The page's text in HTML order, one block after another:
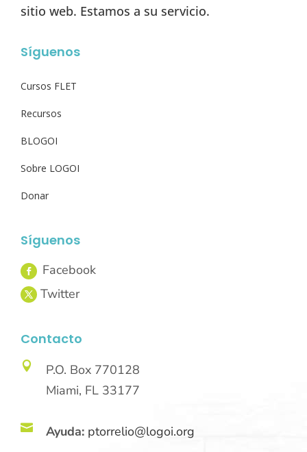
sitio web. Estamos a su servicio.
Síguenos
Cursos FLET
Recursos
BLOGOI
Sobre LOGOI
Donar
Síguenos
Contacto

P.O. Box 770128
Miami, FL 33177
 Ayuda: ptorrelio@logoi.org